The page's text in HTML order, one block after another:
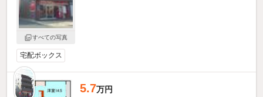
すべての写真
宅配ボックス
5.7万円